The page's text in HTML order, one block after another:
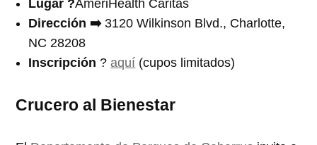
Lugar ?AmeriHealth Caritas
Dirección ➡️3120 Wilkinson Blvd., Charlotte,
NC 28208
Inscripción ?aquí (cupos limitados)
Crucero al Bienestar